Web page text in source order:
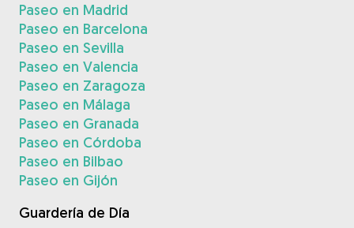
Paseo en Madrid
Paseo en Barcelona
Paseo en Sevilla
Paseo en Valencia
Paseo en Zaragoza
Paseo en Málaga
Paseo en Granada
Paseo en Córdoba
Paseo en Bilbao
Paseo en Gijón
Guardería de Día